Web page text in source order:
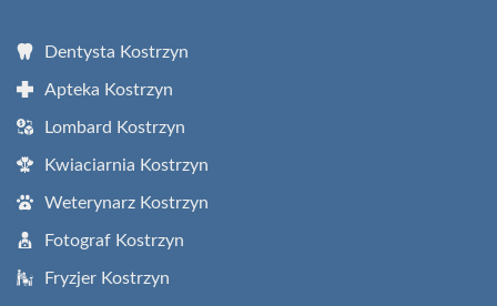
Dentysta Kostrzyn
Apteka Kostrzyn
Lombard Kostrzyn
Kwiaciarnia Kostrzyn
Weterynarz Kostrzyn
Fotograf Kostrzyn
Fryzjer Kostrzyn